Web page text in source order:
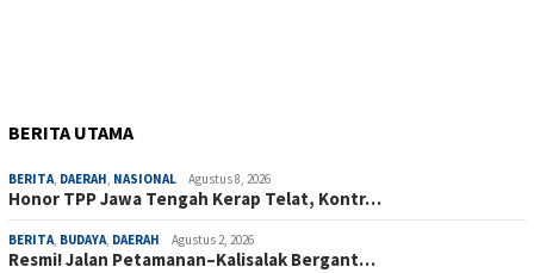
BERITA UTAMA
BERITA, DAERAH, NASIONAL Agustus 8, 2026
Honor TPP Jawa Tengah Kerap Telat, Kontr…
BERITA, BUDAYA, DAERAH Agustus 2, 2026
Resmi! Jalan Petamanan–Kalisalak Bergant…